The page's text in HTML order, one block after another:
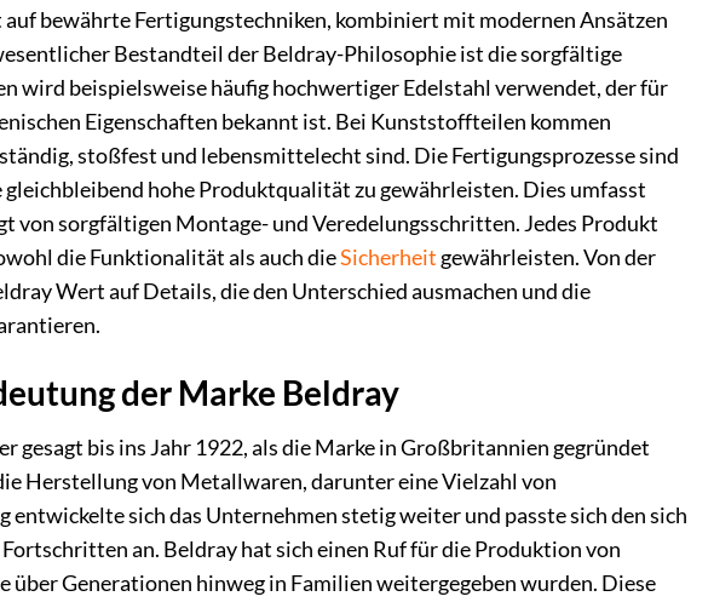
bewährte Fertigungstechniken, kombiniert mit modernen Ansätzen
Bestandteil der Beldray-Philosophie ist die sorgfältige
wird beispielsweise häufig hochwertiger Edelstahl verwendet, der für
Eigenschaften bekannt ist. Bei Kunststoffteilen kommen
stoßfest und lebensmittelecht sind. Die Fertigungsprozesse sind
hohe Produktqualität zu gewährleisten. Dies umfasst
von sorgfältigen Montage- und Veredelungsschritten. Jedes Produkt
die Funktionalität als auch dieSicherheit gewährleisten. Von der
Wert auf Details, die den Unterschied ausmachen und die
der Marke Beldray
gesagt bis ins Jahr 1922, als die Marke in Großbritannien gegründet
Herstellung von Metallwaren, darunter eine Vielzahl von
sich das Unternehmen stetig weiter und passte sich den sich
an. Beldray hat sich einen Ruf für die Produktion von
Generationen hinweg in Familien weitergegeben wurden. Diese